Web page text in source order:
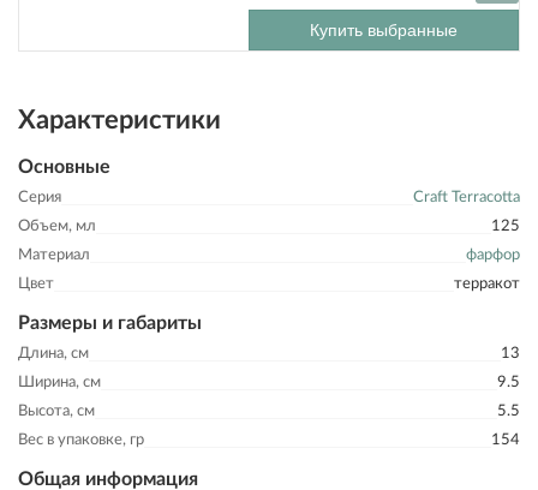
Купить выбранные
Характеристики
Основные
Серия
Craft Terracotta
Объем, мл
125
Материал
фарфор
Цвет
терракот
Размеры и габариты
Длина, см
13
Ширина, см
9.5
Высота, см
5.5
Вес в упаковке, гр
154
Общая информация